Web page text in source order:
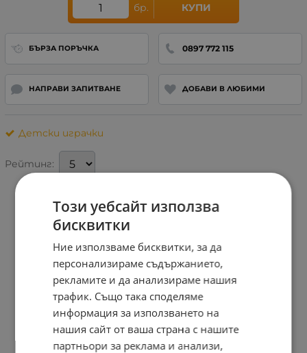
бр. КУПИ
БЪРЗА ПОРЪЧКА 0897 772 115
НАПРАВИ ЗАПИТВАНЕ ДОБАВИ В ЛЮБИМИ
Детски играчки
Рейтинг:
Този уебсайт използва
бисквитки
Ние използваме бисквитки, за да
персонализираме съдържанието,
рекламите и да анализираме нашия
трафик. Също така споделяме
информация за използването на
нашия сайт от ваша страна с нашите
партньори за реклама и анализи,